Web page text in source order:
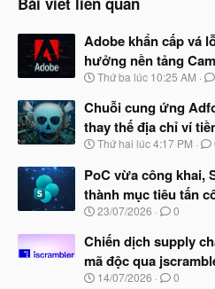
n
:
Adobe khẩn cấp vá
hưởng nền tảng
N
à
b
ắ
đ
ầ
u
Thứ ba lúc 10:25 AM
Chuỗi cung ứng
thay thế địa chỉ ví
N
à
y
b
ắ
đ
ầ
u
Thứ hai lúc 4:17 PM
PoC vừa công khai,
thành mục tiêu tấn
N
à
b
ắ
23/07/2026 0
Chiến dịch supply
mã độc qua
N
14/07/2026 0